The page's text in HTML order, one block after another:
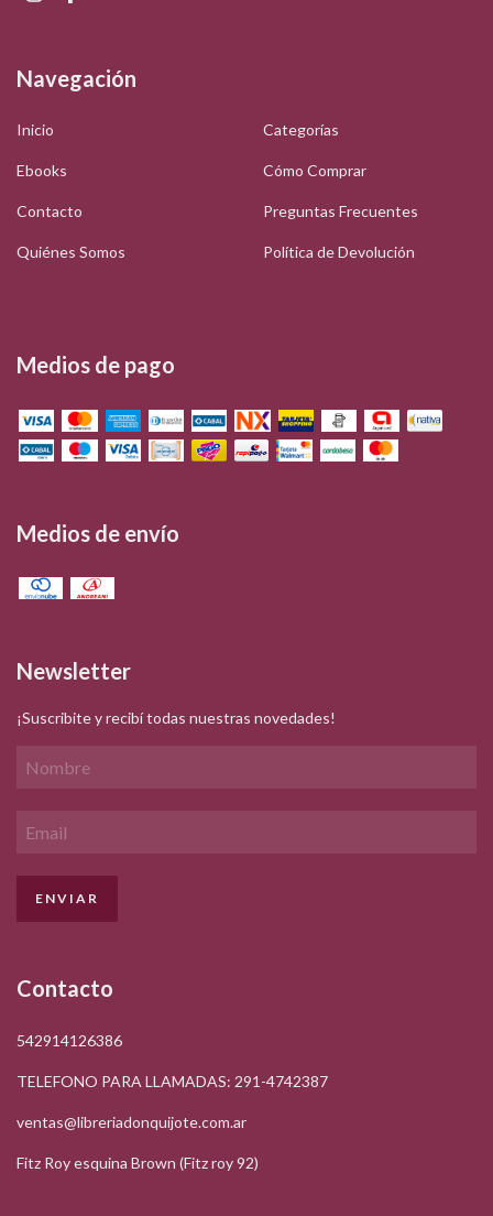
Navegación
Inicio Categorías
Ebooks Cómo Comprar
Contacto Preguntas Frecuentes
Quiénes Somos Política de Devolución
Medios de pago
Medios de envío
Newsletter
¡Suscribite y recibí todas nuestras novedades!
Contacto
542914126386
TELEFONO PARA LLAMADAS: 291-4742387
ventas@libreriadonquijote.com.ar
Fitz Roy esquina Brown (Fitz roy 92)